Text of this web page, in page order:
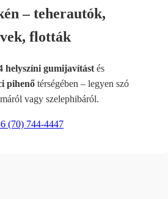
– teherautók,
flották
helyszíni gumijavítást és
pihenő térségében – legyen szó
vagy szelephibáról.
(70) 744-4447